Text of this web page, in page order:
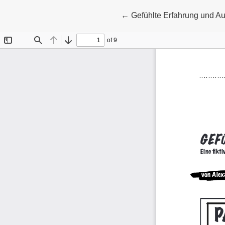
←Zu Artikeldetails
Gefühlte Erfahrung und